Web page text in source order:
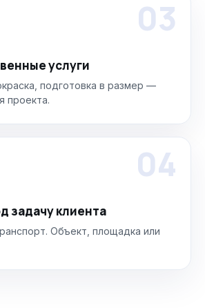
03
услуги
подготовка в размер —
проекта.
04
задачу клиента
Объект, площадка или